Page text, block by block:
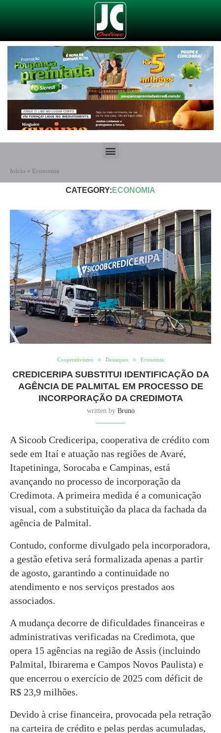
Início » Economia
CATEGORY: ECONOMIA
Cooperativismo Destaques Economia
CREDICERIPA SUBSTITUI IDENTIFICAÇÃO DA
AGÊNCIA DE PALMITAL EM PROCESSO DE
INCORPORAÇÃO DA CREDIMOTA
written by Bruno
A Sicoob Crediceripa, cooperativa de crédito com
sede em Itaí e atuação nas regiões de Avaré,
Itapetininga, Sorocaba e Campinas, está
avançando no processo de incorporação da
Credimota. A primeira medida é a comunicação
visual, com a substituição da placa da fachada da
agência de Palmital.
Contudo, conforme divulgado pela incorporadora,
a gestão efetiva será formalizada apenas a partir
de agosto, garantindo a continuidade no
atendimento e nos serviços prestados aos
associados.
A mudança decorre de dificuldades financeiras e
administrativas verificadas na Credimota, que
opera 15 agências na região de Assis (incluindo
Palmital, Ibirarema e Campos Novos Paulista) e
que encerrou o exercício de 2025 com déficit de
R$ 23,9 milhões.
Devido à crise financeira, provocada pela retração
na carteira de crédito e pelas perdas acumuladas,